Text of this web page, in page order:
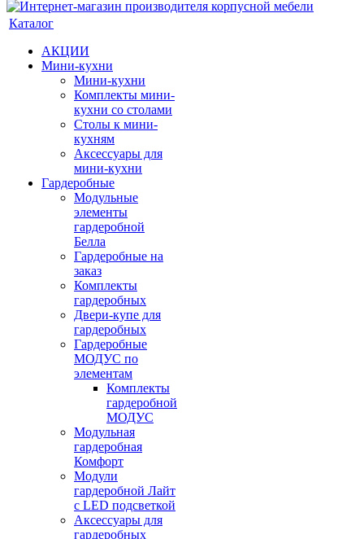
Каталог
АКЦИИ
Мини-кухни
Мини-кухни
Комплекты мини-
кухни со столами
Столы к мини-
кухням
Аксессуары для
мини-кухни
Гардеробные
Модульные
элементы
гардеробной
Белла
Гардеробные на
заказ
Комплекты
гардеробных
Двери-купе для
гардеробных
Гардеробные
МОДУС по
элементам
Комплекты
гардеробной
МОДУС
Модульная
гардеробная
Комфорт
Модули
гардеробной Лайт
с LED подсветкой
Аксессуары для
гардеробных